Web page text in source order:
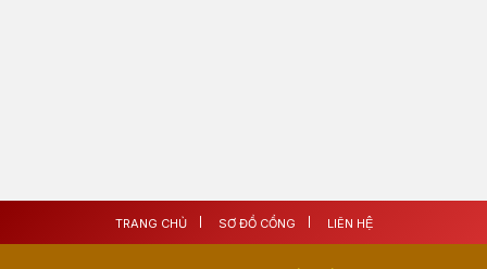
TRANG CHỦ SƠ ĐỒ CỔNG LIÊN HỆ